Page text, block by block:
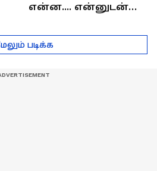
என்ன.... என்னுடன்
இயக்குனர் மாரி
செல்வராஜ் பேச்சு
படிக்க